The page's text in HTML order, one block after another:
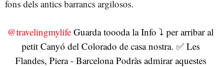
fons dels antics barrancs argilosos.
@travelingmylife Guarda toooda la Info ⤵️ per arribar al
petit Canyó del Colorado de casa nostra. ✅ Les
Flandes, Piera - Barcelona Podràs admirar aquestes